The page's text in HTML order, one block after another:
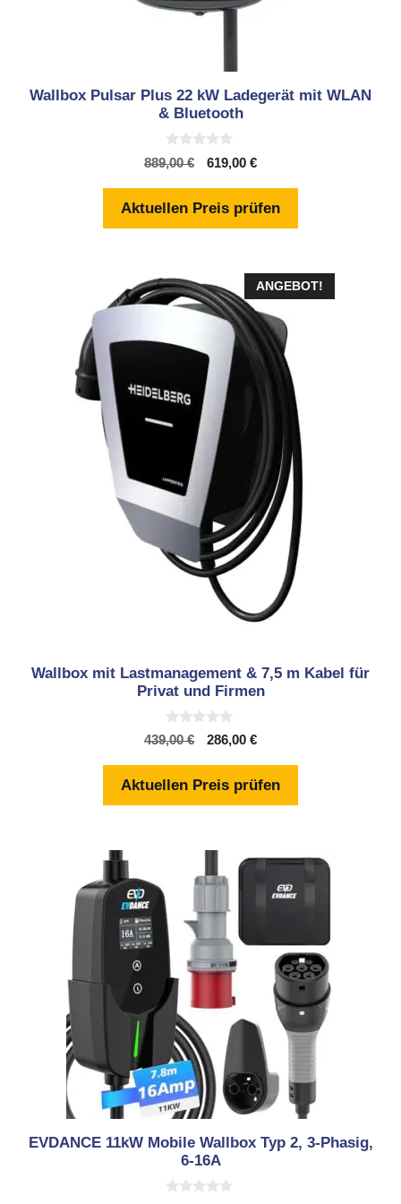
Wallbox Pulsar Plus 22 kW Ladegerät mit WLAN
& Bluetooth
0
v
5
889,00€
Ursprünglicher
war:
889,00 €
619,00 €Aktueller
ist:
Aktuellen Preis prüfen
ANGEBOT!
Wallbox mit Lastmanagement & 7,5 m Kabel für
Privat und Firmen
0
v
5
439,00€
Ursprünglicher
war:
439,00 €
286,00 €Aktueller
ist:
Aktuellen Preis prüfen
EVDANCE 11kW Mobile Wallbox Typ 2, 3-Phasig,
6-16A